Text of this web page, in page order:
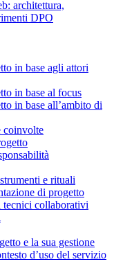
architettura,
DPO
in base agli attori
in base al focus
in base all’ambito di
coinvolte
e rituali
di progetto
tecnici collaborativi
e la sua gestione
d’uso del servizio